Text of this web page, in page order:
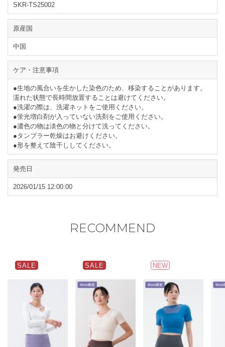
SKR-TS25002
原産国
中国
ケア・注意事項
●生地の風合いを生かした染色のため、移染することがあります。
濡れた状態で長時間放置することは避けてください。
●洗濯の際は、洗濯ネットをご使用ください。
●蛍光増白剤が入っていない洗剤をご使用ください。
●濃色の物は淡色の物と分けて洗ってください。
●タンブラー乾燥はお避けください。
●形を整えて陰干ししてください。
発売日
2026/01/15 12:00:00
RECOMMEND
SALE SALE NEW